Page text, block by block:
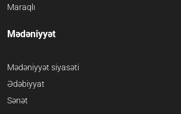
Maraqlı
Mədəniyyət
Mədəniyyət siyasəti
Ədəbiyyat
Sənət